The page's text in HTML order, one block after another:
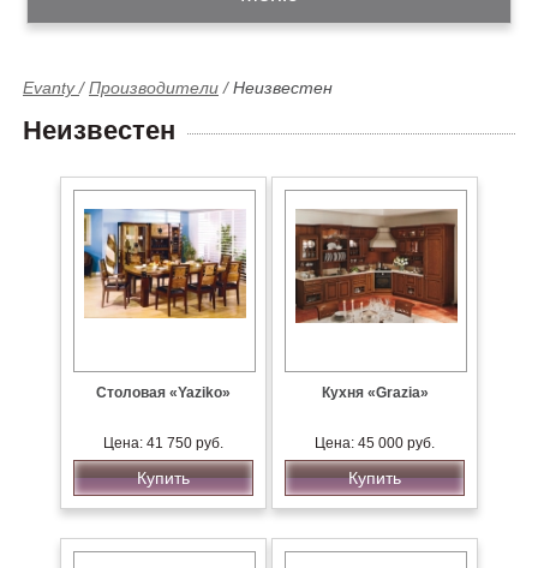
Evanty/Производители /Неизвестен
Неизвестен
Столовая «Yaziko»
Цена: 41 750 руб.
Купить
Кухня «Grazia»
Цена: 45 000 руб.
Купить